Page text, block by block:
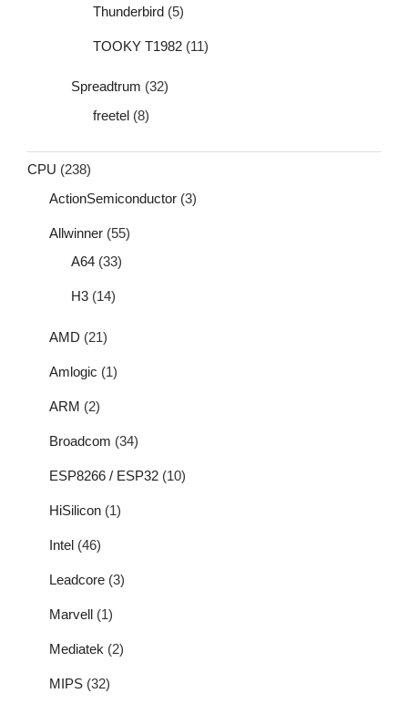
Thunderbird (5)
TOOKY T1982 (11)
Spreadtrum (32)
freetel (8)
CPU (238)
ActionSemiconductor (3)
Allwinner (55)
A64 (33)
H3 (14)
AMD (21)
Amlogic (1)
ARM (2)
Broadcom (34)
ESP8266 / ESP32 (10)
HiSilicon (1)
Intel (46)
Leadcore (3)
Marvell (1)
Mediatek (2)
MIPS (32)